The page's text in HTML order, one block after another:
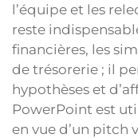
l’équipe et les
reste
financières, les
de trésorerie ; il
hypothèses et
PowerPoint est
en vue d’un pitch